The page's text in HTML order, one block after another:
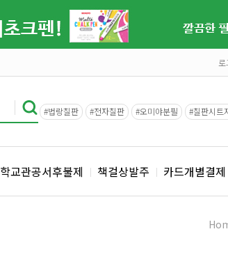
#법랑칠판 #전자칠판 #오미야분필 #칠판시트
학교관공서후불제 책걸상발주 카드개별결제